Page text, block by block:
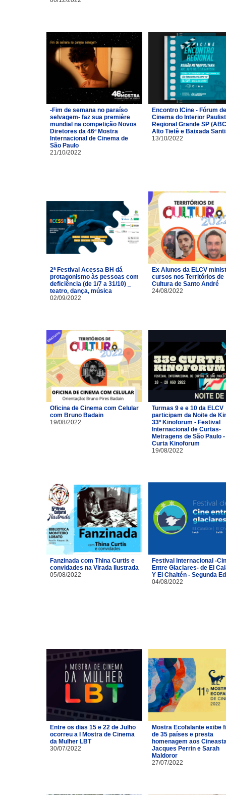
-Fim de semana no paraíso
selvagem- faz sua première
mundial na competição Novos
Diretores da 46ª Mostra
Internacional de Cinema de
São Paulo
21/10/2022
Encontro ICine - Fórum de
Cinema do Interior
Regional Grande SP
Alto Tietê e Baixada
13/10/2022
2ª Festival Acessa BH dá
protagonismo às pessoas com
deficiência (de 1/7 a 31/10) _
teatro, dança, música
02/09/2022
Ex Alunos da ELCV
cursos nos Territórios de
Cultura de Santo André
24/08/2022
Oficina de Cinema com Celular
com Bruno Badain
19/08/2022
Turmas 9 e e 10 da ELCV
participam da Noite de
33º Kinoforum - Festival
Internacional de Curtas-
Metragens de São Paulo -
Curta Kinoforum
19/08/2022
Fanzinada com Thina Curtis e
convidades na Virada Ilustrada
05/08/2022
Festival Internacional -
Entre Glaciares- de El
Y El Chaltén - Segunda
04/08/2022
Entre os dias 15 e 22 de Julho
ocorreu a I Mostra de Cinema
da Mulher LBT
30/07/2022
Mostra Ecofalante exibe
de 35 países e presta
homenagem aos
Jacques Perrin e Sarah
Maldoror
27/07/2022